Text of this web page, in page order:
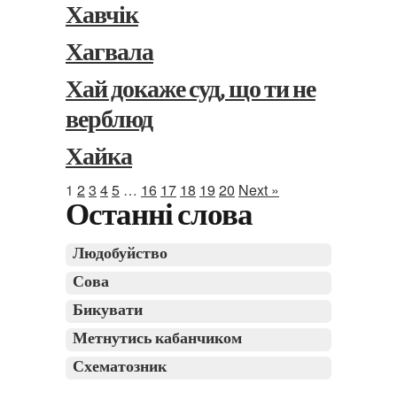
Хавчік
Хагвала
Хай докаже суд, що ти не
верблюд
Хайка
1 23 45 … 16 17 18 19 20 Next »
Останні слова
Людобуйство
Сова
Бикувати
Метнутись кабанчиком
Схематозник